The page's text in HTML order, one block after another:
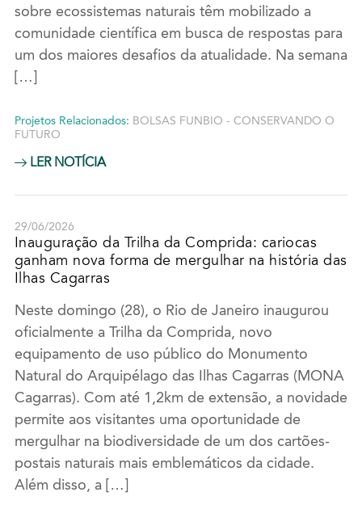
sobre ecossistemas naturais têm mobilizado a
comunidade científica em busca de respostas para
um dos maiores desafios da atualidade. Na semana
[…]
Projetos Relacionados: BOLSAS FUNBIO - CONSERVANDO O
FUTURO
LER NOTÍCIA
29/06/2026
Inauguração da Trilha da Comprida: cariocas
ganham nova forma de mergulhar na história das
Ilhas Cagarras
Neste domingo (28), o Rio de Janeiro inaugurou
oficialmente a Trilha da Comprida, novo
equipamento de uso público do Monumento
Natural do Arquipélago das Ilhas Cagarras (MONA
Cagarras). Com até 1,2km de extensão, a novidade
permite aos visitantes uma oportunidade de
mergulhar na biodiversidade de um dos cartões-
postais naturais mais emblemáticos da cidade.
Além disso, a […]